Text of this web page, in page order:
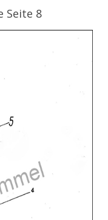
Seite 8